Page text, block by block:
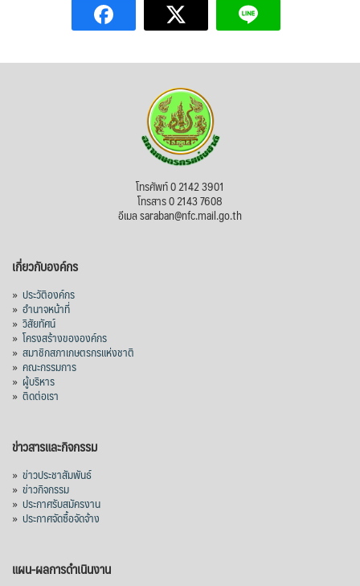
โทรศัพท์ 0 2142 3901
โทรสาร 0 2143 7608
อีเมล saraban@nfc.mail.go.th
เกี่ยวกับองค์กร
» ประวัติองค์กร
» อำนาจหน้าที่
» วิสัยทัศน์
» โครงสร้างขององค์กร
» สมาชิกสภาเกษตรกรแห่งชาติ
» คณะกรรมการ
» ผู้บริหาร
» ติดต่อเรา
ข่าวสารและกิจกรรม
» ข่าวประชาสัมพันธ์
» ข่าวกิจกรรม
» ประกาศรับสมัครงาน
» ประกาศจัดซื้อจัดจ้าง
แผน-ผลการดำเนินงาน